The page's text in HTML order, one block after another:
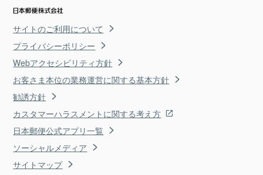
サイトのご利用について
プライバシーポリシー
Webアクセシビリティ方針
お客さま本位の業務運営に関する基本方針
勧誘方針
カスタマーハラスメントに関する考え方
日本郵便公式アプリ一覧
ソーシャルメディア
サイトマップ